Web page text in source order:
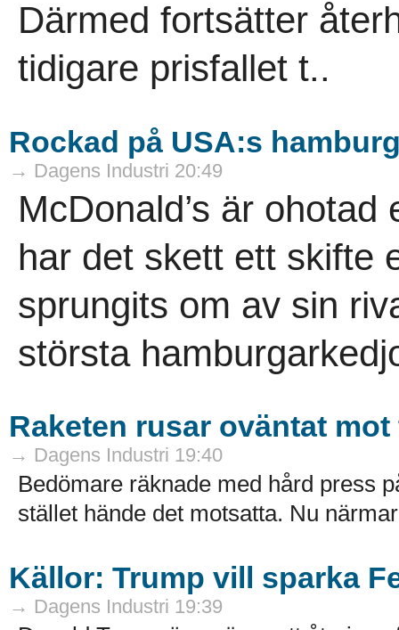
Därmed fortsätter
tidigare prisfallet t..
Rockad på USA:s
→ Dagens Industri 20:49
McDonald’s är
har det skett ett skifte
sprungits om av sin
största
Raketen rusar oväntat
→ Dagens Industri 19:40
Bedömare räknade med hård press
stället hände det motsatta. Nu
Källor: Trump vill sparka
→ Dagens Industri 19:39